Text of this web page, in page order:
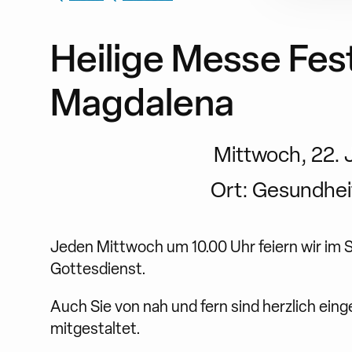
Heilige Messe
Magdalena
Mittwoch, 22.
Ort:
Jeden Mittwoch um 10.00 Uhr feiern wir im
Gottesdienst.
Auch Sie von nah und fern sind herzlich
mitgestaltet.